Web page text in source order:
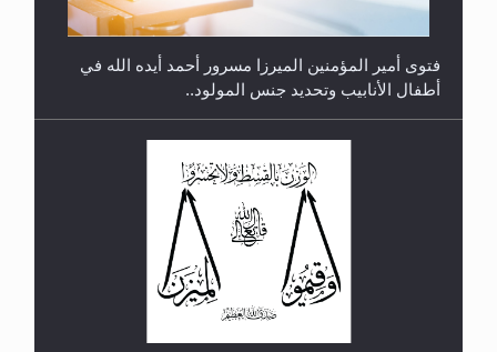
رأيٌ في لغة المسيح الموعود عليه السلام.. 4...
فتوى أمير المؤمنين الميرزا مسرور أحمد أيده الله في
أطفال الأنابيب وتحديد جنس المولود..